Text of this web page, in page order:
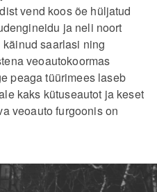
vend koos õe hüljatud
ja neli noort
saarlasi ning
veoautokoormas
peaga tüürimees laseb
kaks kütuseautot ja keset
veoauto furgoonis on